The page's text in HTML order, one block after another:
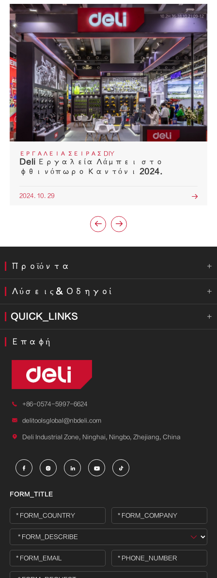
ΕΡΓΑΛΕΊΑ ΣΕΙΡΆΣ DIY
Deli Εργαλεία Λάμπει στο
φθινόπωρο Καντόνι 2024.
2024. 10. 29 
 
Προϊόντα 
Λύσεις & Οδηγοί 
QUICK_LINKS 
Επαφή
 +86-0574-5997-6624
 delitoolsglobal@nbdeli.com
 Deli Industrial Zone, Ninghai, Ningbo, Zhejiang, China
    
FORM_TITLE